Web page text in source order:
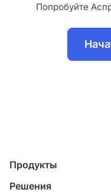
Попробуйте
Продукты
Управление
Решения